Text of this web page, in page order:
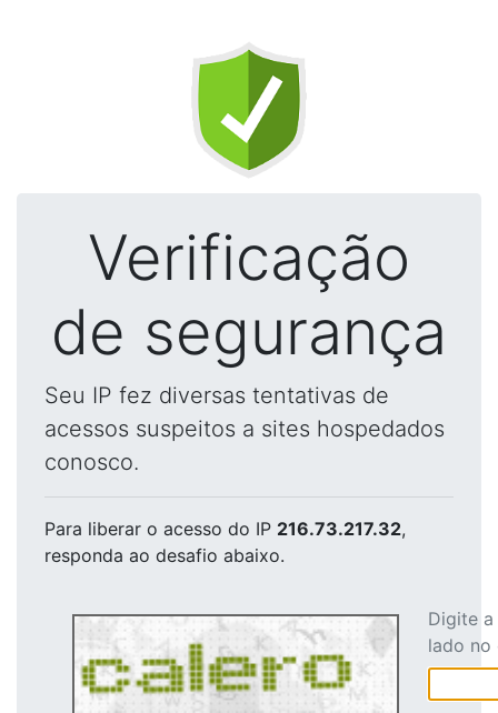
Verificação
de segurança
Seu IP fez diversas tentativas de
acessos suspeitos a sites hospedados
conosco.
Para liberar o acesso do IP 216.73.217.32,
responda ao desafio abaixo.
Digite
lado no